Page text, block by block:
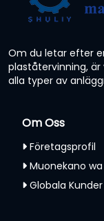
Om du letar efter
plaståtervinning,
alla typer av
Om Oss
Företagsprofil
Muonekano
Globala Kunder